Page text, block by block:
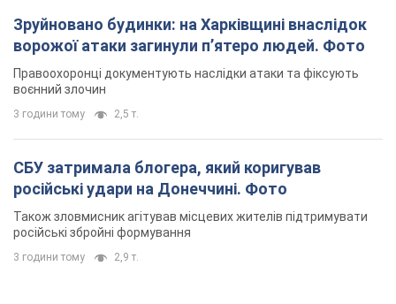
Зруйновано будинки: на Харківщині внаслідок
ворожої атаки загинули п’ятеро людей. Фото
Правоохоронці документують наслідки атаки та фіксують
воєнний злочин
3 години тому 2,5 т.
СБУ затримала блогера, який коригував
російські удари на Донеччині. Фото
Також зловмисник агітував місцевих жителів підтримувати
російські збройні формування
3 години тому 2,9 т.